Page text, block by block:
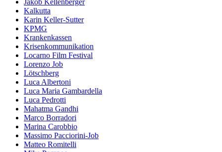
Kalkutta
Karin Keller-Sutter
KPMG
Krankenkassen
Krisenkommunikation
Locarno Film Festival
Lorenzo Job
Lötschberg
Luca Albertoni
Luca Maria Gambardella
Luca Pedrotti
Mahatma Gandhi
Marco Borradori
Marina Carobbio
Massimo Pacciorini-Job
Matteo Romitelli